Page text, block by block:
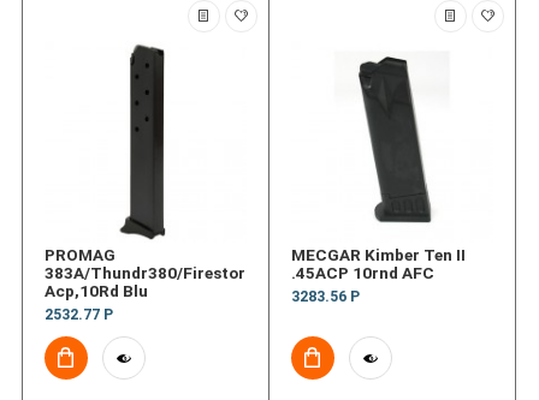
PROMAG
383A/Thundr380/Firestorm.380
Acp,10Rd Blu
2532.77 Р
MECGAR Kimber Ten II
.45ACP 10rnd AFC
3283.56 Р